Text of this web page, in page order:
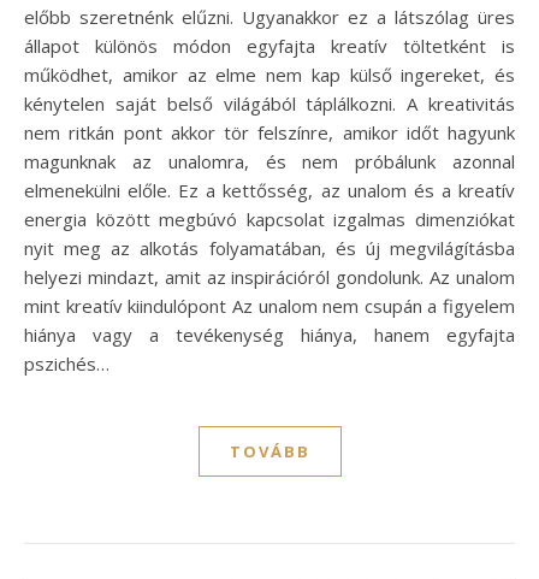
előbb szeretnénk elűzni. Ugyanakkor ez a látszólag üres
állapot különös módon egyfajta kreatív töltetként is
működhet, amikor az elme nem kap külső ingereket, és
kénytelen saját belső világából táplálkozni. A kreativitás
nem ritkán pont akkor tör felszínre, amikor időt hagyunk
magunknak az unalomra, és nem próbálunk azonnal
elmenekülni előle. Ez a kettősség, az unalom és a kreatív
energia között megbúvó kapcsolat izgalmas dimenziókat
nyit meg az alkotás folyamatában, és új megvilágításba
helyezi mindazt, amit az inspirációról gondolunk. Az unalom
mint kreatív kiindulópont Az unalom nem csupán a figyelem
hiánya vagy a tevékenység hiánya, hanem egyfajta
pszichés…
TOVÁBB